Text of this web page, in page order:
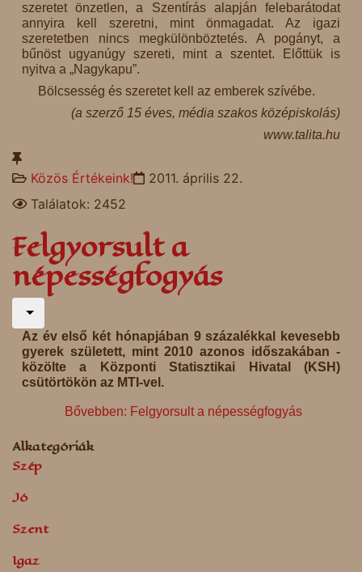
szeretet önzetlen, a Szentírás alapján felebarátodat
annyira kell szeretni, mint önmagadat. Az igazi
szeretetben nincs megkülönböztetés. A pogányt, a
bűnöst ugyanúgy szereti, mint a szentet. Előttük is
nyitva a „Nagykapu”.
Bölcsesség és szeretet kell az emberek szívébe.
(a szerző 15 éves, média szakos középiskolás)
www.talita.hu
Közös Értékeink!
2011. április 22.
Találatok: 2452
Felgyorsult a
népességfogyás
Az év első két hónapjában 9 százalékkal kevesebb
gyerek született, mint 2010 azonos időszakában -
közölte a Központi Statisztikai Hivatal (KSH)
csütörtökön az MTI-vel.
Bővebben: Felgyorsult a népességfogyás
Alkategóriák
Szép
Jó
Szent
Igaz